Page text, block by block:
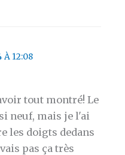
À 12:08
tout montré! Le
neuf, mais je l'ai
les doigts dedans
pas ça très